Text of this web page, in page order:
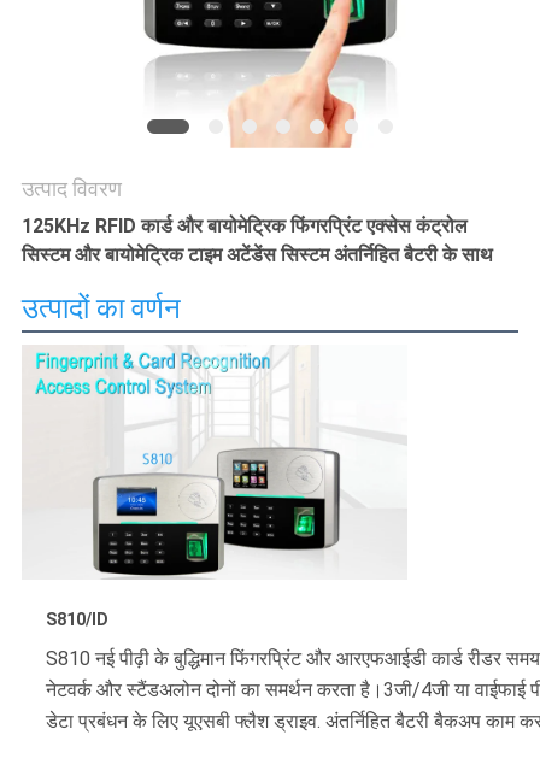
उत्पाद विवरण
125KHz RFID कार्ड और बायोमेट्रिक फिंगरप्रिंट एक्सेस कंट्रोल
सिस्टम और बायोमेट्रिक टाइम अटेंडेंस सिस्टम अंतर्निहित बैटरी के साथ
उत्पादों का वर्णन
S810/ID
S810 नई पीढ़ी के बुद्धिमान फिंगरप्रिंट और आरएफआईडी कार्ड रीडर
नेटवर्क और स्टैंडअलोन दोनों का समर्थन करता है।3जी/4जी या
डेटा प्रबंधन के लिए यूएसबी फ्लैश ड्राइव. अंतर्निहित बैटरी बैकअप काम